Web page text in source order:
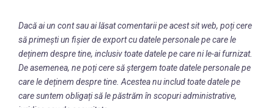
Dacă ai un cont sau ai lăsat comentarii pe acest sit web, poți cere
să primești un fișier de export cu datele personale pe care le
deținem despre tine, inclusiv toate datele pe care ni le-ai furnizat.
De asemenea, ne poți cere să ștergem toate datele personale pe
care le deținem despre tine. Acestea nu includ toate datele pe
care suntem obligați să le păstrăm în scopuri administrative,